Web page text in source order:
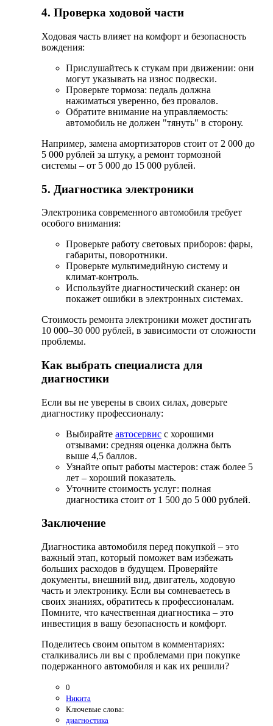
4. Проверка ходовой части
Ходовая часть влияет на комфорт и безопасность
вождения:
Прислушайтесь к стукам при движении: они
могут указывать на износ подвески.
Проверьте тормоза: педаль должна
нажиматься уверенно, без провалов.
Обратите внимание на управляемость:
автомобиль не должен "тянуть" в сторону.
Например, замена амортизаторов стоит от 2 000 до
5 000 рублей за штуку, а ремонт тормозной
системы – от 5 000 до 15 000 рублей.
5. Диагностика электроники
Электроника современного автомобиля требует
особого внимания:
Проверьте работу световых приборов: фары,
габариты, поворотники.
Проверьте мультимедийную систему и
климат-контроль.
Используйте диагностический сканер: он
покажет ошибки в электронных системах.
Стоимость ремонта электроники может достигать
10 000–30 000 рублей, в зависимости от сложности
проблемы.
Как выбрать специалиста для
диагностики
Если вы не уверены в своих силах, доверьте
диагностику профессионалу:
Выбирайте автосервис с хорошими
отзывами: средняя оценка должна быть
выше 4,5 баллов.
Узнайте опыт работы мастеров: стаж более 5
лет – хороший показатель.
Уточните стоимость услуг: полная
диагностика стоит от 1 500 до 5 000 рублей.
Заключение
Диагностика автомобиля перед покупкой – это
важный этап, который поможет вам избежать
больших расходов в будущем. Проверяйте
документы, внешний вид, двигатель, ходовую
часть и электронику. Если вы сомневаетесь в
своих знаниях, обратитесь к профессионалам.
Помните, что качественная диагностика – это
инвестиция в вашу безопасность и комфорт.
Поделитесь своим опытом в комментариях:
сталкивались ли вы с проблемами при покупке
подержанного автомобиля и как их решили?
0
Никита
Ключевые слова:
диагностика